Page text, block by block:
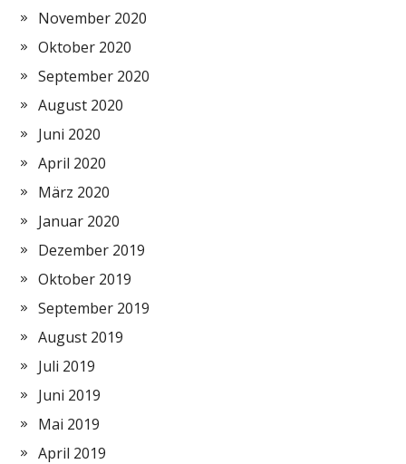
November 2020
Oktober 2020
September 2020
August 2020
Juni 2020
April 2020
März 2020
Januar 2020
Dezember 2019
Oktober 2019
September 2019
August 2019
Juli 2019
Juni 2019
Mai 2019
April 2019